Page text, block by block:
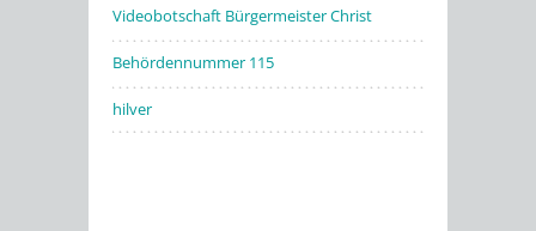
Videobotschaft Bürgermeister Christ
Behördennummer 115
hilver